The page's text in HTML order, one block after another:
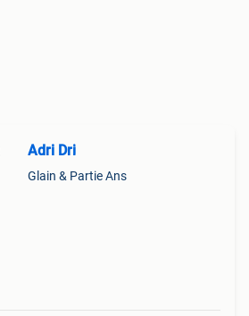
Adri Dri
Glain & Partie Ans